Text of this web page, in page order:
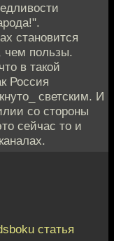
становится
чем пользы.
в такой
Россия
светским. И
со стороны
сейчас то и
статья